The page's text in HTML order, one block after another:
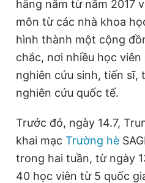
hằng năm từ năm 2017
môn từ các nhà khoa
hình thành một cộng
chắc, nơi nhiều học
nghiên cứu sinh, tiến sĩ,
nghiên cứu quốc tế.
Trước đó, ngày 14.7,
khai mạc Trường hè
trong hai tuần, từ ngày
40 học viên từ 5 quốc